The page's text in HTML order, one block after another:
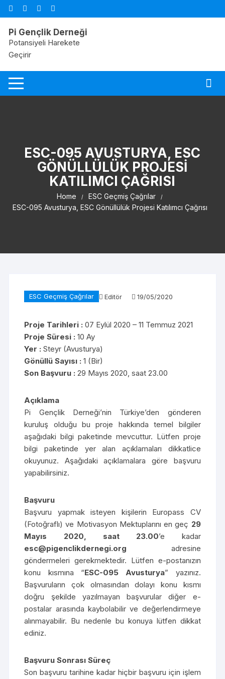
Skip
to
content
Pi Gençlik Derneği
Potansiyeli Harekete
Geçirir
ESC-095 AVUSTURYA, ESC
GÖNÜLLÜLÜK PROJESI
KATILIMCI ÇAĞRISI
Home
ESC Geçmiş Çağrılar
ESC-095 Avusturya, ESC Gönüllülük Projesi Katılımcı Çağrısı
ESC Geçmiş Çağrılar Editör 19/05/2020
Proje Tarihleri : 07 Eylül 2020 – 11 Temmuz 2021
Proje Süresi :10 Ay
Yer : Steyr (Avusturya)
Gönüllü Sayısı :1 (Bir)
Son Başvuru : 29 Mayıs 2020, saat 23.00
Açıklama
Pi Gençlik Derneği’nin Türkiye’den gönderen
kuruluş olduğu bu proje hakkında temel bilgiler
aşağıdaki bilgi paketinde mevcuttur. Lütfen proje
bilgi paketinde yer alan açıklamaları dikkatlice
okuyunuz. Aşağıdaki açıklamalara göre başvuru
yapabilirsiniz.
Başvuru
Başvuru yapmak isteyen kişilerin Europass CV
(Fotoğraflı) ve Motivasyon Mektuplarını en geç 29
Mayıs 2020, saat 23.00’e kadar
esc@pigenclikdernegi.org adresine
göndermeleri gerekmektedir. Lütfen e-postanızın
konu kısmına “ESC-095 Avusturya” yazınız.
Başvuruların çok olmasından dolayı konu kısmı
doğru şekilde yazılmayan başvurular diğer e-
postalar arasında kaybolabilir ve değerlendirmeye
alınmayabilir. Bu nedenle bu konuya lütfen dikkat
ediniz.
Başvuru Sonrası Süreç
Son başvuru tarihine kadar hiçbir başvuru için işlem